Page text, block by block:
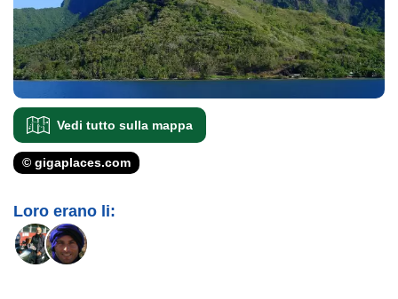
Vedi tutto sulla mappa
© gigaplaces.com
Loro erano li: